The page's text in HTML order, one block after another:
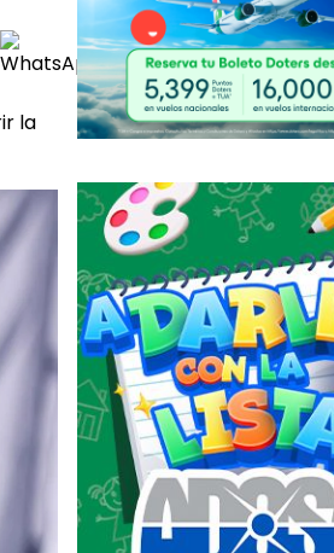
la